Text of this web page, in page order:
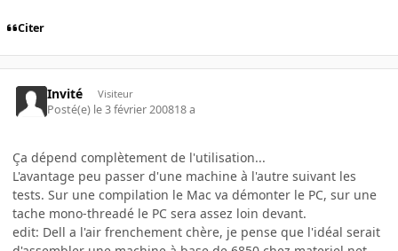
Citer
Invité Visiteur
Posté(e) le 3 février 200818 a
Ça dépend complètement de l'utilisation...
L'avantage peu passer d'une machine à l'autre suivant les
tests. Sur une compilation le Mac va démonter le PC, sur une
tache mono-threadé le PC sera assez loin devant.
edit: Dell a l'air frenchement chère, je pense que l'idéal serait